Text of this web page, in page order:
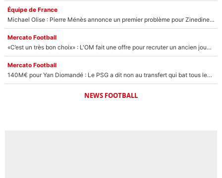
Équipe de France
Michael Olise : Pierre Ménès annonce un premier problème pour Zinedine Zidane en équipe de France
Mercato Football
«C’est un très bon choix» : L'OM fait une offre pour recruter un ancien joueur du PSG... et c'est validé dans l'After Foot !
Mercato Football
140M€ pour Yan Diomandé : Le PSG a dit non au transfert qui bat tous les records sur le mercato
NEWS FOOTBALL